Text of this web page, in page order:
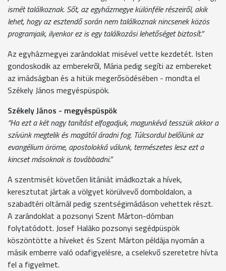
ismét találkoznak. Sőt, az egyházmegye különféle részeiről, akik
lehet, hogy az esztendő során nem találkoznak nincsenek közös
programjaik, ilyenkor ez is egy találkozási lehetőséget biztosít.”
Az egyházmegyei zarándoklat misével vette kezdetét. Isten
gondoskodik az emberekről, Mária pedig segíti az embereket
az imádságban és a hitük megerősödésében - mondta el
Székely János megyéspüspök.
Székely János - megyéspüspök
“Ha ezt a két nagy tanítást elfogadjuk, magunkévá tesszük akkor a
szívünk megtelik és magától áradni fog. Túlcsordul belőlünk az
evangélium öröme, apostolokká válunk, természetes lesz ezt a
kincset másoknak is továbbadni.”
A szentmisét követően litániát imádkoztak a hívek,
keresztutat jártak a völgyet körülvevő domboldalon, a
szabadtéri oltárnál pedig szentségimádáson vehettek részt.
A zarándoklat a pozsonyi Szent Márton-dómban
folytatódott. Josef Halâko pozsonyi segédpüspök
köszöntötte a híveket és Szent Márton példája nyomán a
másik emberre való odafigyelésre, a cselekvő szeretetre hívta
fel a figyelmet.